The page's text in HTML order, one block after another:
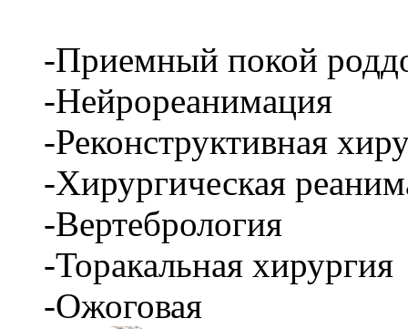
-Приемный покой
-Нейрореанимация
-Реконструктивная
-Хирургическая
-Вертебрология
-Торакальная хирургия
-Ожоговая